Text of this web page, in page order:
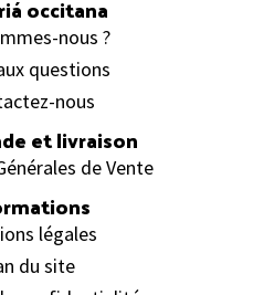
occitana
nous ?
questions
nous
et livraison
de Vente
légales
du site